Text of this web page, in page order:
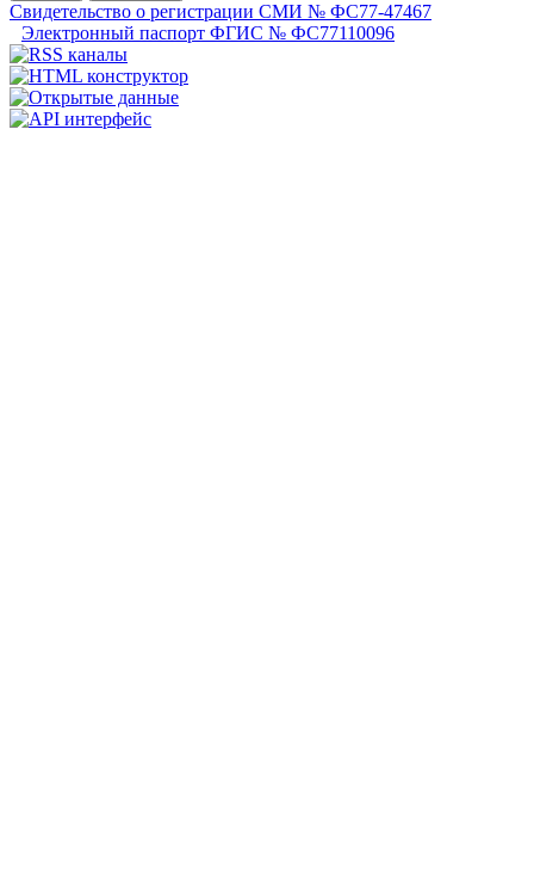
Свидетельство о регистрации СМИ № ФС77-47467
Электронный паспорт ФГИС № ФС77110096